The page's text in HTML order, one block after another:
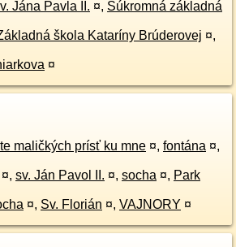
Jána Pavla II. ¤, Súkromná základná
škola Kataríny Brúderovej ¤,
¤
maličkých prísť ku mne ¤, fontána ¤,
¤, sv. Ján Pavol II. ¤, socha ¤, Park
¤, Sv. Florián ¤, VAJNORY ¤